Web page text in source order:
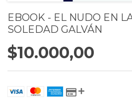
EBOOK - EL NUDO EN
SOLEDAD GALVÁN
$10.000,00